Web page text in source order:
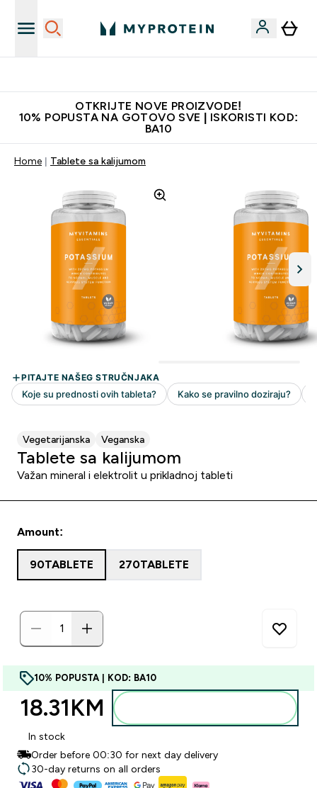
OTKRIJTE NOVE PROIZVODE!
10% POPUSTA NA GOTOVO SVE | ISKORISTI KOD:
BA10
Home Tablete sa kalijumom
Vegetarijanska Veganska
Tablete sa kalijumom
Važan mineral i elektrolit u prikladnoj tableti
Amount:
90TABLETE 270TABLETE
10% POPUSTA | KOD: BA10
18.31KM‎
In stock
Order before 00:30 for next day delivery
30-day returns on all orders